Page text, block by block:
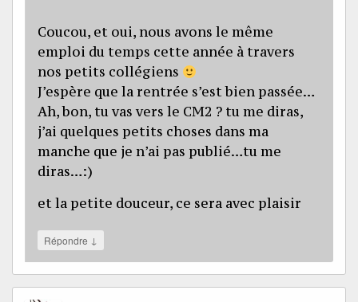
Coucou, et oui, nous avons le même
emploi du temps cette année à travers
nos petits collégiens
J’espère que la rentrée s’est bien passée…
Ah, bon, tu vas vers le CM2 ? tu me diras,
j’ai quelques petits choses dans ma
manche que je n’ai pas publié…tu me
diras…:)
et la petite douceur, ce sera avec plaisir
Répondre ↓